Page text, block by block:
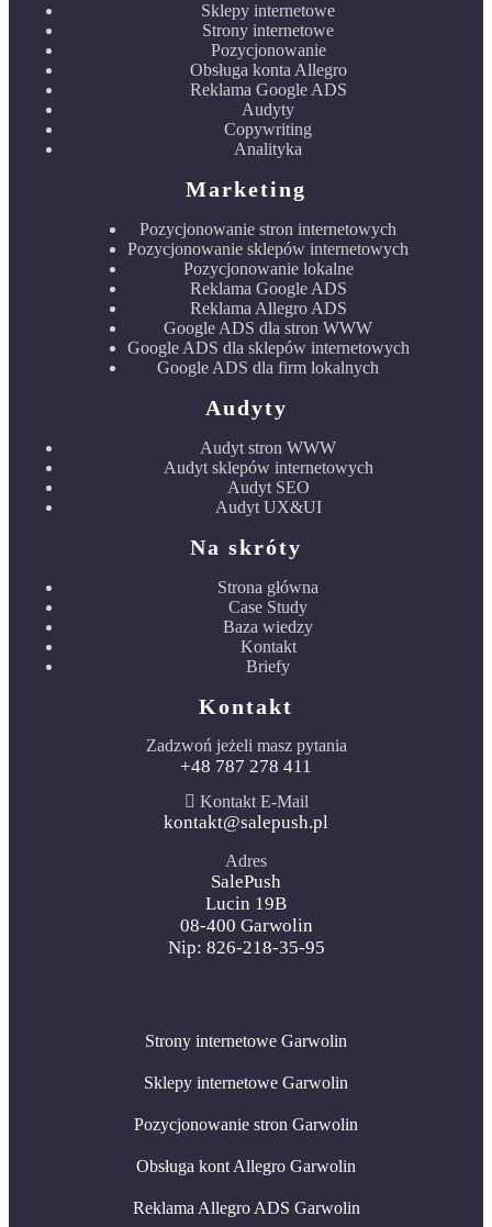
Sklepy internetowe
Strony internetowe
Pozycjonowanie
Obsługa konta Allegro
Reklama Google ADS
Audyty
Copywriting
Analityka
Marketing
Pozycjonowanie stron internetowych
Pozycjonowanie sklepów internetowych
Pozycjonowanie lokalne
Reklama Google ADS
Reklama Allegro ADS
Google ADS dla stron WWW
Google ADS dla sklepów internetowych
Google ADS dla firm lokalnych
Audyty
Audyt stron WWW
Audyt sklepów internetowych
Audyt SEO
Audyt UX&UI
Na skróty
Strona główna
Case Study
Baza wiedzy
Kontakt
Briefy
Kontakt
Zadzwoń jeżeli masz pytania
+48 787 278 411
Kontakt E-Mail
kontakt@salepush.pl
Adres
SalePush
Lucin 19B
08-400 Garwolin
Nip: 826-218-35-95
Strony internetowe Garwolin
Sklepy internetowe Garwolin
Pozycjonowanie stron Garwolin
Obsługa kont Allegro Garwolin
Reklama Allegro ADS Garwolin